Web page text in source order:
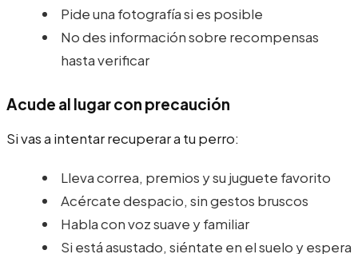
Pide una fotografía si es posible
No des información sobre recompensas
hasta verificar
Acude al lugar con precaución
Si vas a intentar recuperar a tu perro:
Lleva correa, premios y su juguete favorito
Acércate despacio, sin gestos bruscos
Habla con voz suave y familiar
Si está asustado, siéntate en el suelo y espera